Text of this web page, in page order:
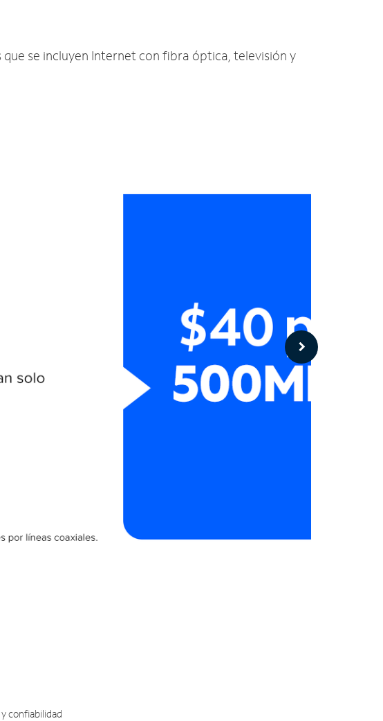
se incluyen Internet con fibra óptica, televisión y
confiabilidad